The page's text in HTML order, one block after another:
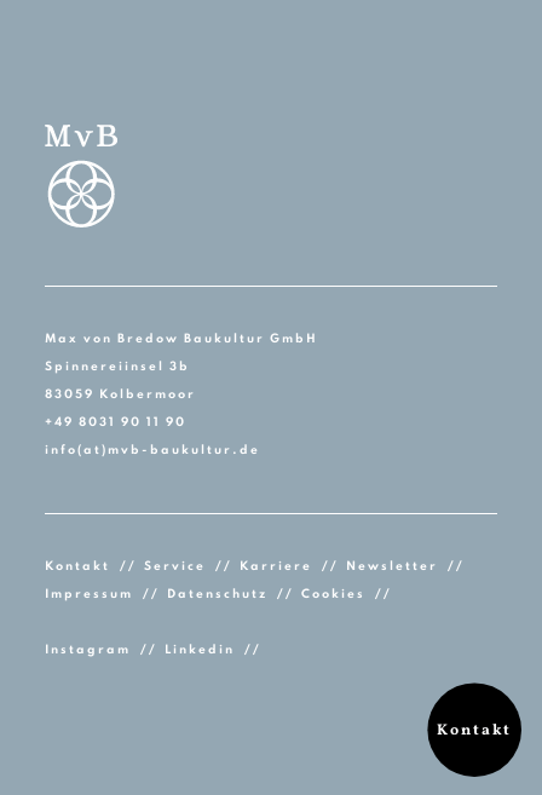
Max von Bredow Baukultur GmbH
Spinnereiinsel 3b
83059 Kolbermoor
+49 8031 90 11 90
info(at)mvb-baukultur.de
Kontakt Service Karriere Newsletter
Impressum Datenschutz Cookies
Instagram Linkedin
Kontakt